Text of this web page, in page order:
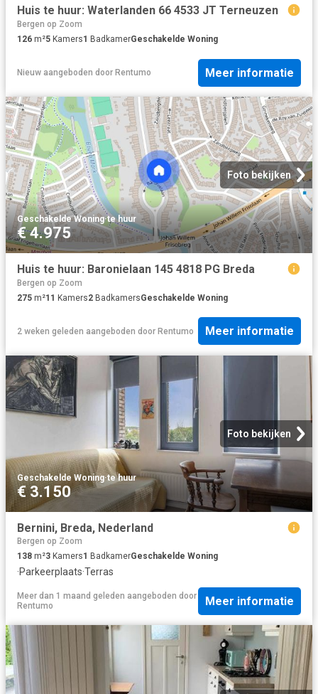
Huis te huur: Waterlanden 66 4533 JT Terneuzen
Bergen op Zoom
126 m²5 Kamers1 BadkamerGeschakelde Woning
Nieuw aangeboden door Rentumo Meer informatie
Foto bekijken
Geschakelde Woning·te huur
€ 4.975
Huis te huur: Baronielaan 145 4818 PG Breda
Bergen op Zoom
275 m²11 Kamers2 BadkamersGeschakelde Woning
2 weken geleden aangeboden door Rentumo Meer informatie
Foto bekijken
Geschakelde Woning·te huur
€ 3.150
Bernini, Breda, Nederland
Bergen op Zoom
138 m²3 Kamers1 BadkamerGeschakelde Woning
·Parkeerplaats·Terras
Meer dan 1 maand geleden aangeboden door
Rentumo
Meer informatie